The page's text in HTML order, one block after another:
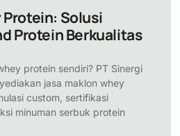
Protein: Solusi
Protein Berkualitas
protein sendiri? PT Sinergi
jasa maklon whey
custom, sertifikasi
minuman serbuk protein